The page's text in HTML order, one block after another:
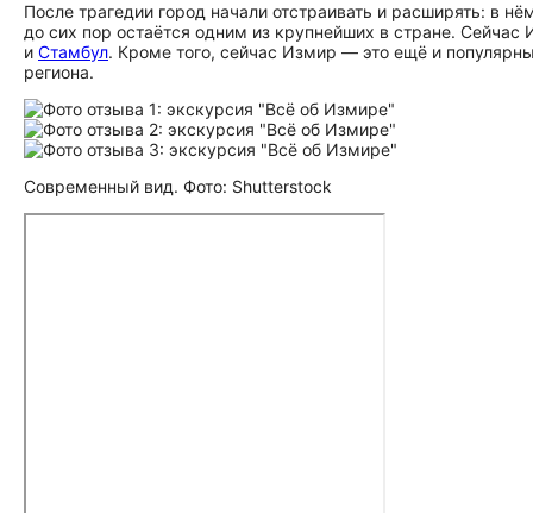
После трагедии город начали отстраивать и расширять: в
до сих пор остаётся одним из крупнейших в стране.
и Стамбул. Кроме того, сейчас Измир — это ещё и
региона.
Современный вид. Фото: Shutterstock